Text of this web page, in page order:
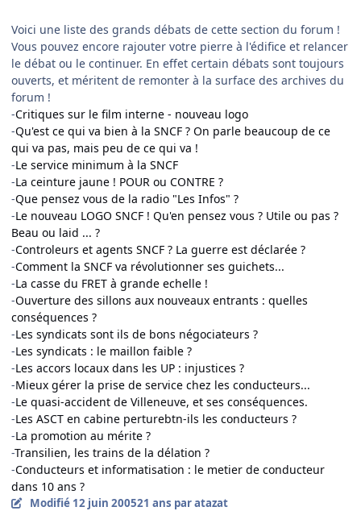
Voici une liste des grands débats de cette section du forum !
Vous pouvez encore rajouter votre pierre à l'édifice et relancer
le débat ou le continuer. En effet certain débats sont toujours
ouverts, et méritent de remonter à la surface des archives du
forum !
-Critiques sur le film interne - nouveau logo
-Qu'est ce qui va bien à la SNCF ? On parle beaucoup de ce
qui va pas, mais peu de ce qui va !
-Le service minimum à la SNCF
-La ceinture jaune ! POUR ou CONTRE ?
-Que pensez vous de la radio "Les Infos" ?
-Le nouveau LOGO SNCF ! Qu'en pensez vous ? Utile ou pas ?
Beau ou laid ... ?
-Controleurs et agents SNCF ? La guerre est déclarée ?
-Comment la SNCF va révolutionner ses guichets...
-La casse du FRET à grande echelle !
-Ouverture des sillons aux nouveaux entrants : quelles
conséquences ?
-Les syndicats sont ils de bons négociateurs ?
-Les syndicats : le maillon faible ?
-Les accors locaux dans les UP : injustices ?
-Mieux gérer la prise de service chez les conducteurs...
-Le quasi-accident de Villeneuve, et ses conséquences.
-Les ASCT en cabine perturebtn-ils les conducteurs ?
-La promotion au mérite ?
-Transilien, les trains de la délation ?
-Conducteurs et informatisation : le metier de conducteur
dans 10 ans ?
Modifié 12 juin 200521 ans par atazat